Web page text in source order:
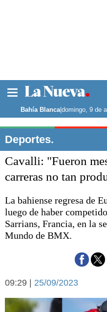
Noticias
La
El
Deportes
Bahía Blanca|domingo, 9 de
Deportes.
Cavalli: "Fueron
carreras no tan
La bahiense regresa de
luego de haber
Sarrians, Francia, en la
Mundo de BMX.
09:29 | 25/09/2023